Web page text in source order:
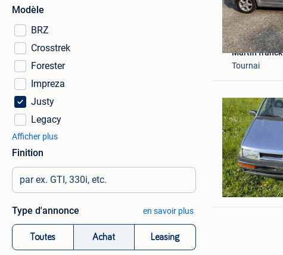
Modèle
BRZ
Crosstrek
Forester
Impreza
Justy
Legacy
Afficher plus
Finition
Type d'annonce en savoir plus
Toutes Achat Leasing
Martin franck
Tournai
Kenny
Zoutleeuw